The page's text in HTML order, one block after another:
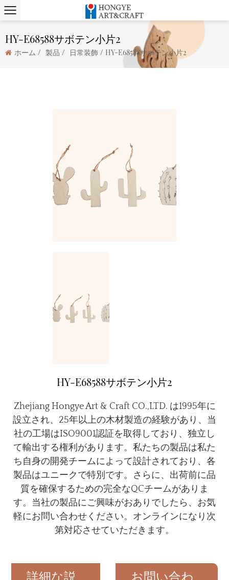
HY-E68588サボテン小片2
ホーム / 製品 / 日常装飾 / HY-E68588サボテン小片2
HY-E68588サボテン小片2
Zhejiang Hongye Art & Craft CO.,LTD. は1995年に
設立され、25年以上の木材製造の経験があり、当
社の工場はISO9001認証を取得しており、独立し
て輸出する権利があります。私たちの製品は私た
ち自身の開発チームによって設計されており、各
製品はユニークで特別です。さらに、出荷前に品
質を確保するための完全なQCチームがありま
す。当社の製品にご興味がおありでしたら、お気
軽にお問い合わせください。オンラインになり次
第対応させていただきます。